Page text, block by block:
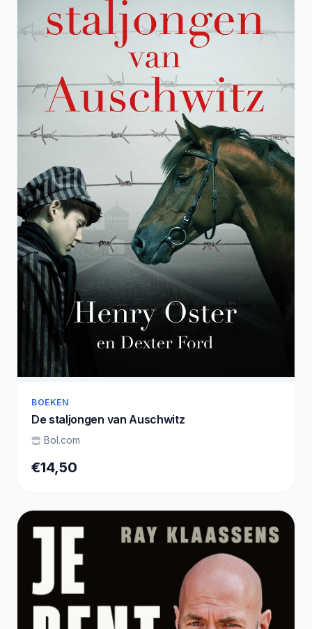
BOEKEN
De staljongen van Auschwitz
Bol.com
€14,50